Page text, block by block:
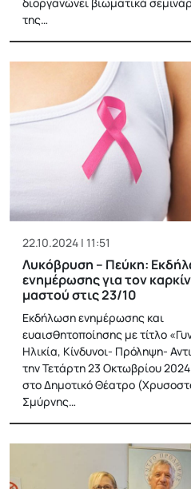
της…
22.10.2024 | 11:51
Λυκόβρυση – Πεύκη:
ενημέρωσης για τον
μαστού στις 23/10
Εκδήλωση ενημέρωσης και
ευαισθητοποίησης με τίτλο
Ηλικία, Κίνδυνοι- Πρόληψη-
την Τετάρτη 23 Οκτωβρίου
στο Δημοτικό Θέατρο
Σμύρνης…